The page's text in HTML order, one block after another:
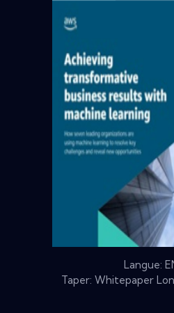
Langue:
Taper: Whitepaper